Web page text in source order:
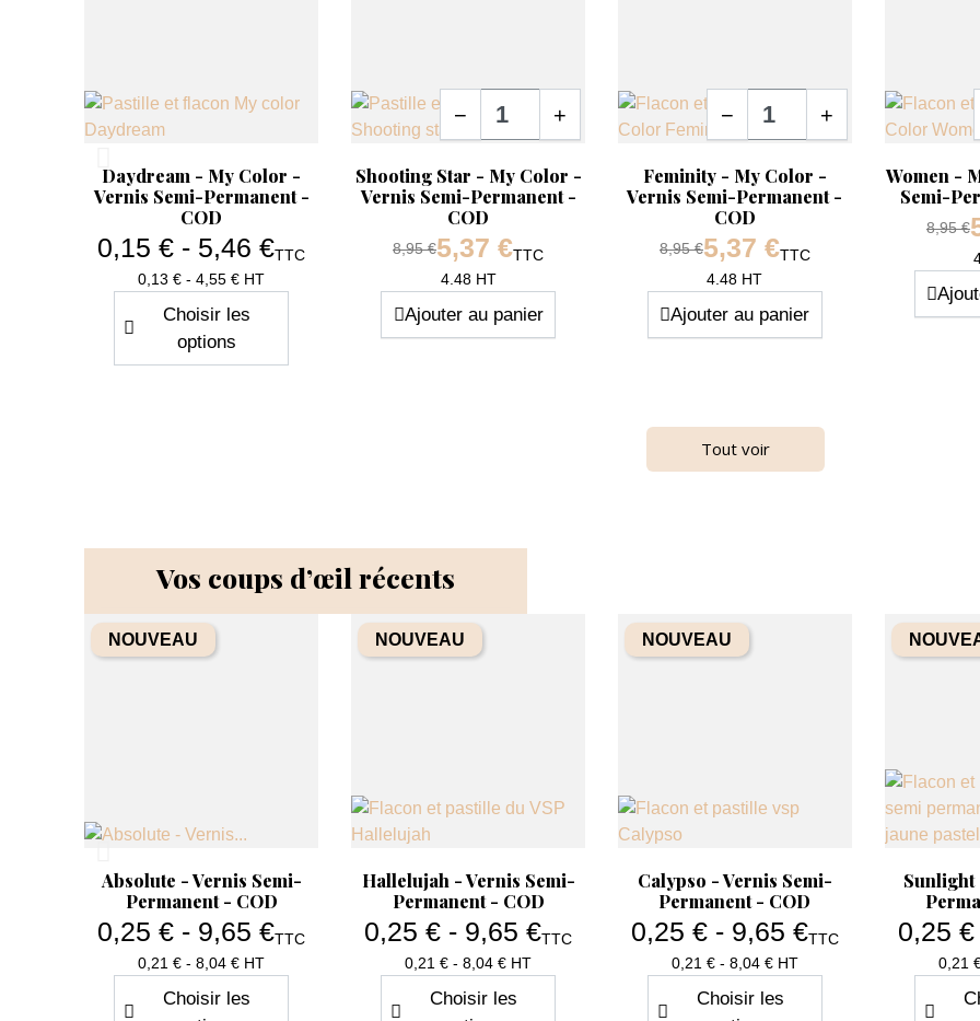
 Aperçu rapide
Daydream - My Color -
Vernis Semi-Permanent -
COD
Prix
0,15 € - 5,46 €TTC
0,13 € - 4,55 € HT
Choisir les
options
 Aperçu rapide
Shooting Star - My Color -
Vernis Semi-Permanent -
COD
Prix de base
8,95 €
Prix
5,37 €TTC
4.48 HT
Quantité
− +
Ajouter au panier
Aperçu rapide
Feminity - My Color -
Vernis Semi-Permanent -
COD
Prix de base
8,95 €
Prix
5,37 €TTC
4.48 HT
Quantité
− +
Ajouter au panier
Aperçu
Women -
Semi-
Prix
8,95 €
Aperçu rapide
− +
Aperçu rapide
−
Ajouter au panier
Aperçu rapide
Ajouter au panier
-40%
Tout voir
Vos coups d’œil récents
 Aperçu rapide
Absolute - Vernis Semi-
Permanent - COD
Prix
0,25 € - 9,65 €TTC
0,21 € - 8,04 € HT
Choisir les
NOUVEAU
Aperçu rapide
Hallelujah - Vernis Semi-
Permanent - COD
Prix
0,25 € - 9,65 €TTC
0,21 € - 8,04 € HT
Choisir les
NOUVEAU
Aperçu rapide
Calypso - Vernis Semi-
Permanent - COD
Prix
0,25 € - 9,65 €TTC
0,21 € - 8,04 € HT
Choisir les
NOUVEAU

Sunlight
0,25
0,21